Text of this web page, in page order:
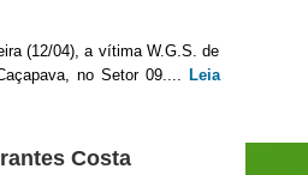
(12/04), a vítima W.G.S. de
no Setor 09.... Leia
Costa